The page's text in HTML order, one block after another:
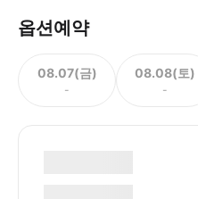
옵션예약
08.07(금)
-
08.08(토)
-